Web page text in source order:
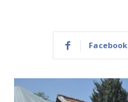
Facebook